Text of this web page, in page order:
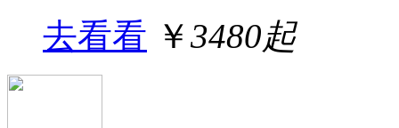
去看看 ￥3480起